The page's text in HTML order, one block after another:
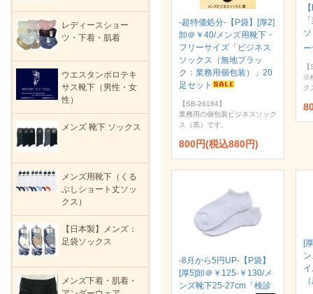
-超特価処分-【P袋】[厚2]
卸＠￥40/メンズ用靴下・
フリーサイズ「ビジネス
ソックス（無地ブラッ
ク：業務用個包装）」20
足セット
【SB-26184】
業務用の個包装ビジネスソック
ス（黒）です。
800円(税込880円)
※
ク
-8月から5円UP-【P袋】
[厚5]卸＠￥125-￥130/メ
ンズ靴下25-27cm「検診
[
レディースショー
ツ・下着・肌着
ウエスタンポロテキ
サス靴下（男性・女
性）
メンズ 靴下 ソックス
メンズ用靴下（くる
ぶしショート丈ソッ
クス）
【日本製】メンズ：
足袋ソックス
メンズ下着・肌着・